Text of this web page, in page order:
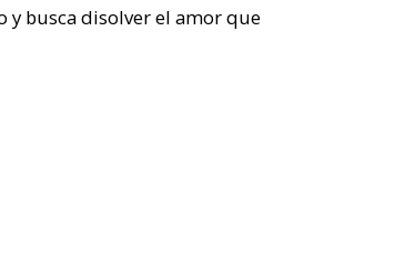
y busca disolver el amor que